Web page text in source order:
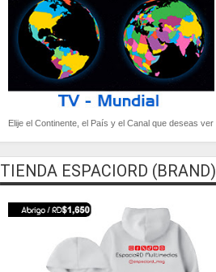
Elije el Continente, el País y el Canal que deseas ver
TIENDA ESPACIORD (BRAND)